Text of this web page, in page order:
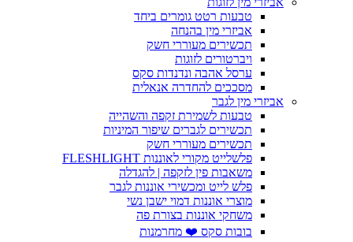
טבעות רטט גומרים ביחד
אביזרי מין בהנחה
תכשירים מעוררי חשק
ויברטורים לזוגות
ערסל אהבה ונדנדות סקס
מסככים להחדרה אנאלית
אביזרי מין לגבר
טבעות לשמירת זקפה והשהייה
תכשירים לגברים שיפור המיניות
תכשירים מעוררי חשק
פלשלייט מקורי לאוננות FLESHLIGHT
משאבות פין לזקפה | להגדלה
פלש לייט ומכשירי אוננות לגבר
מוצרי אוננות דמוי ישבן נשי
משחקי אוננות בצורת פה
בובות סקס ❤️ מחרמנות